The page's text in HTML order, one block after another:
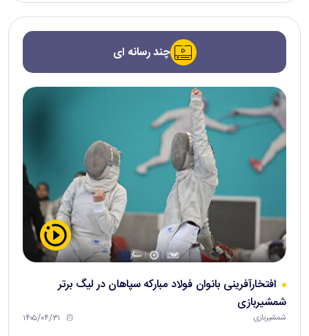
چند رسانه ای
افتخارآفرینی بانوان فولاد مبارکه سپاهان در لیگ برتر
شمشیربازی
شمشیربازی ۱۴۰۵/۰۴/۳۱